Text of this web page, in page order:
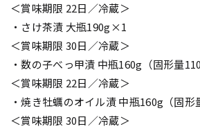
＜賞味期限 22日／冷蔵＞
・さけ茶漬 大瓶190g×1
＜賞味期限 30日／冷蔵＞
・数の子べっ甲漬 中瓶160g（固形量
＜賞味期限 22日／冷蔵＞
・焼き牡蠣のオイル漬 中瓶160g（固
＜賞味期限 30日／冷蔵＞